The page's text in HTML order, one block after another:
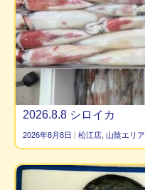
2026.8.8 シロイカ
2026年8月8日 | 松江店 山陰エリア